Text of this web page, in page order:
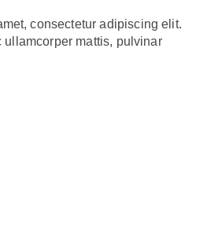
consectetur adipiscing elit.
ullamcorper mattis, pulvinar